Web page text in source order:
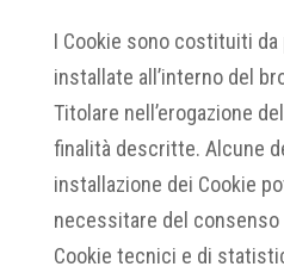
I Cookie sono costituiti
installate all’interno del
Titolare nell’erogazione
finalità descritte. Alcune
installazione dei Cookie
necessitare del consenso
Cookie tecnici e di